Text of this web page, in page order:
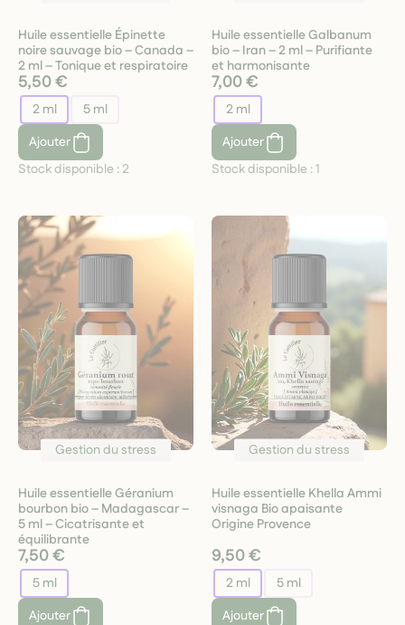
Huile essentielle Épinette
noire sauvage bio – Canada –
2 ml – Tonique et respiratoire
5,50 €
2 ml
5 ml
Ajouter
Stock disponible : 2
Huile essentielle Galbanum
bio – Iran – 2 ml – Purifiante
et harmonisante
7,00 €
2 ml
Ajouter
Stock disponible :1
Gestion du stress
Huile essentielle Géranium
bourbon bio – Madagascar –
5 ml – Cicatrisante et
équilibrante
7,50 €
5 ml
Ajouter
Gestion du stress
Huile essentielle Khella Ammi
visnaga Bio apaisante
Origine Provence
9,50 €
2 ml
5 ml
Ajouter